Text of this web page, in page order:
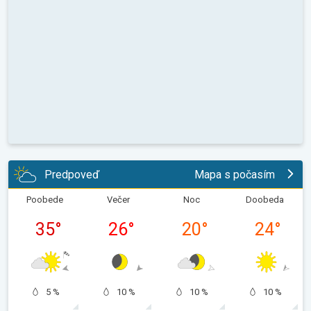
Predpoveď Mapa s počasím
Poobede
35°
5 %
Večer
26°
10 %
Noc
20°
10 %
Doobeda
24°
10 %